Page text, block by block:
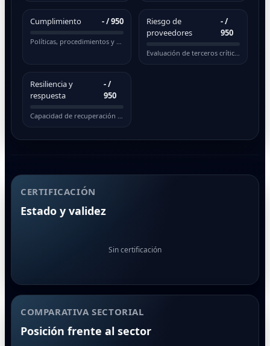
Cumplimiento -/ 950
Políticas, procedimientos y normativas
Riesgo de
proveedores
-/
950
Evaluación de terceros críticos
Resiliencia y
respuesta
-/
950
Capacidad de recuperación ante incidentes
CERTIFICACIÓN
Estado y validez
Sin certificación
COMPARATIVA SECTORIAL
Posición frente al sector